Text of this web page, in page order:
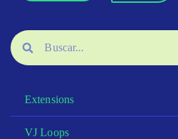
Extensions
VJ Loops